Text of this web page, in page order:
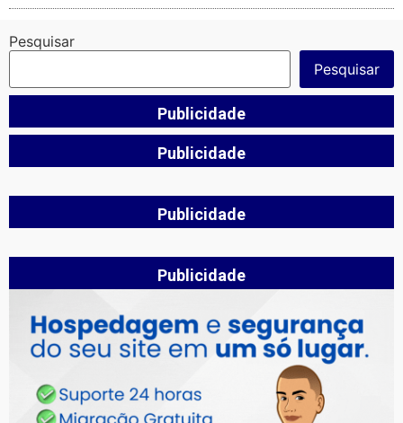
Pesquisar
Pesquisar
Publicidade
Publicidade
Publicidade
Publicidade